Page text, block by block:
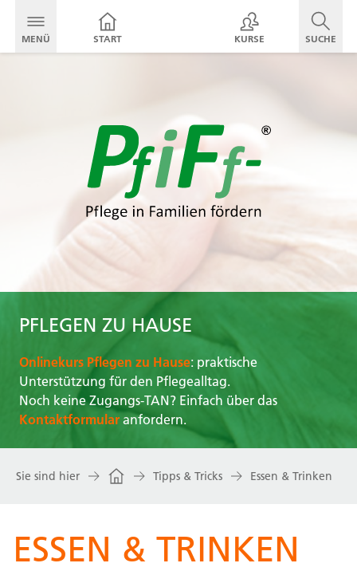
MENÜ START KURSE SUCHE
PFLEGEN ZU HAUSE
Onlinekurs Pflegen zu Hause: praktische
Unterstützung für den Pflegealltag.
Noch keine Zugangs-TAN? Einfach über das
Kontaktformular anfordern.
Sie sind hier Tipps & Tricks Essen & Trinken
ESSEN & TRINKEN